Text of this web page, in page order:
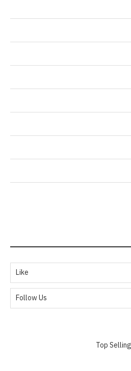
Like
Follow Us